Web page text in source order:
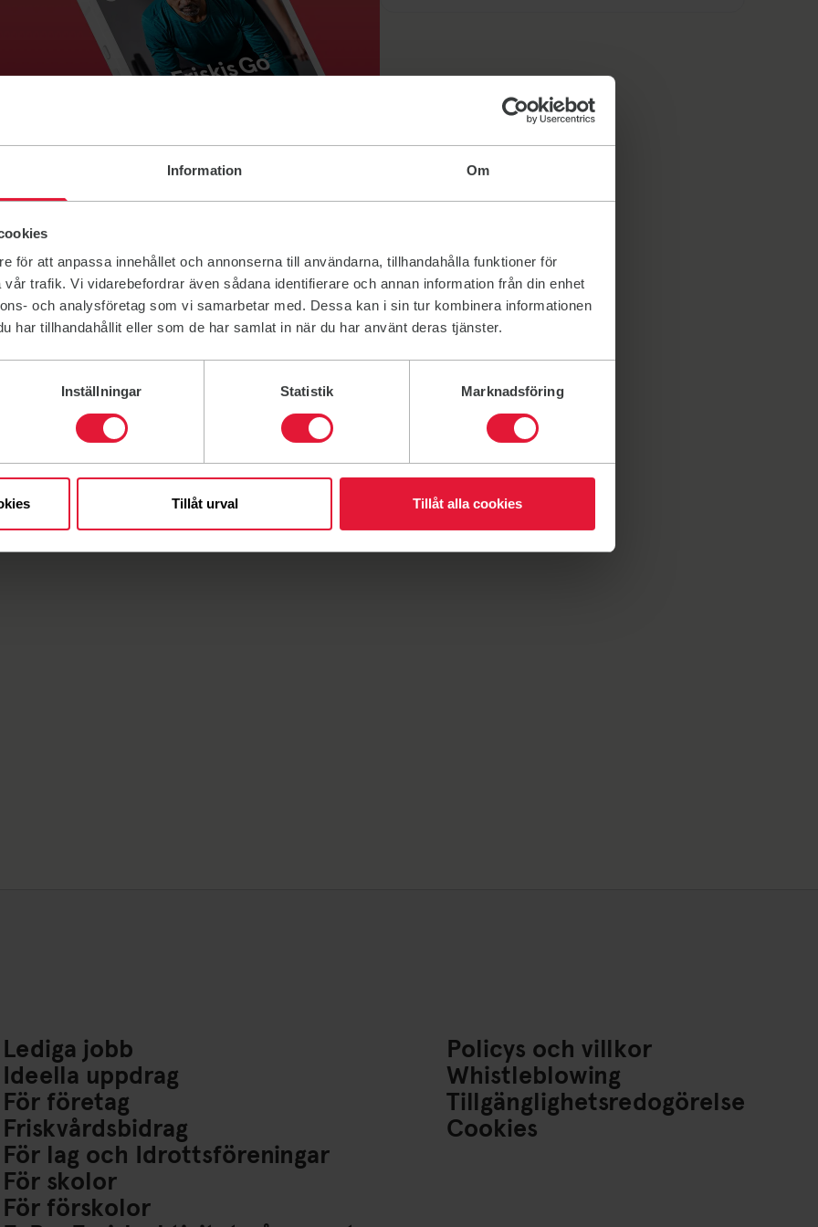
Information Om
för att anpassa innehållet och annonserna till användarna, tillhandahålla funktioner för
trafik. Vi vidarebefordrar även sådana identifierare och annan information från din enhet
och analysföretag som vi samarbetar med. Dessa kan i sin tur kombinera informationen
har tillhandahållit eller som de har samlat in när du har använt deras tjänster.
Inställningar Statistik Marknadsföring
Tillåt urval Tillåt alla cookies
Lediga jobb
Ideella uppdrag
För företag
Friskvårdsbidrag
För lag och Idrottsföreningar
För skolor
För förskolor
Policys och villkor
Whistleblowing
Tillgänglighetsredogörelse
Cookies